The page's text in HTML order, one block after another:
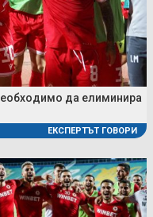
да елиминира
ЕКСПЕРТЪТ ГОВОРИ